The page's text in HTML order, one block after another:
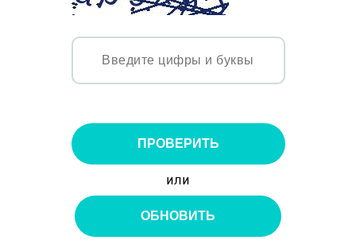
ПРОВЕРИТЬ
или
ОБНОВИТЬ